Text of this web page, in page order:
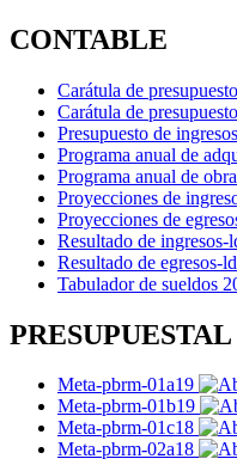
CONTABLE
Carátula de
Carátula de
Presupuesto de
Programa anual de
Programa anual de
Proyecciones de
Proyecciones de
Resultado de
Resultado de egresos-
Tabulador de sueldos
PRESUPUESTAL
Meta-pbrm-01a19
Meta-pbrm-01b19
Meta-pbrm-01c18
Meta-pbrm-02a18